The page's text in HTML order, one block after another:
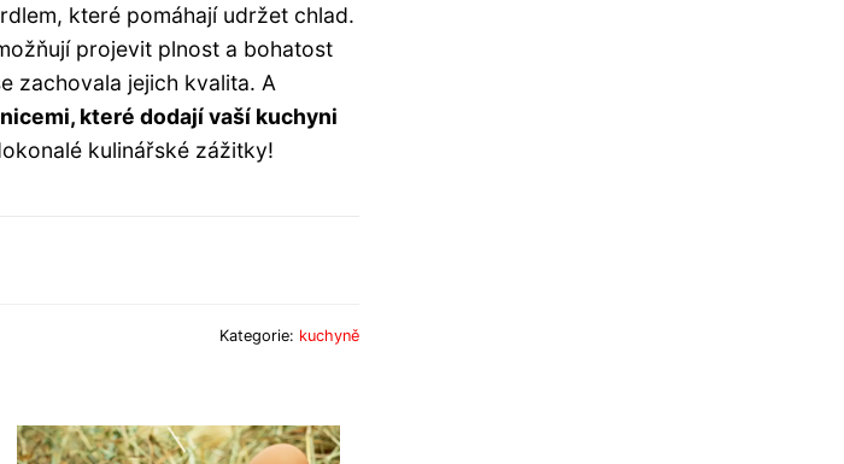
které pomáhají udržet chlad.
projevit plnost a bohatost
zachovala jejich kvalita. A
které dodají vaší kuchyni
kulinářské zážitky!
Kategorie: kuchyně